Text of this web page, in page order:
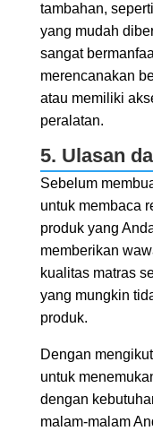
tambahan,
yang mudah
sangat
merencanakan
atau memiliki
peralatan.
5. Ulasan
Sebelum
untuk membaca
produk yang
memberikan
kualitas matras
yang mungkin
produk.
Dengan
untuk
dengan
malam-malam